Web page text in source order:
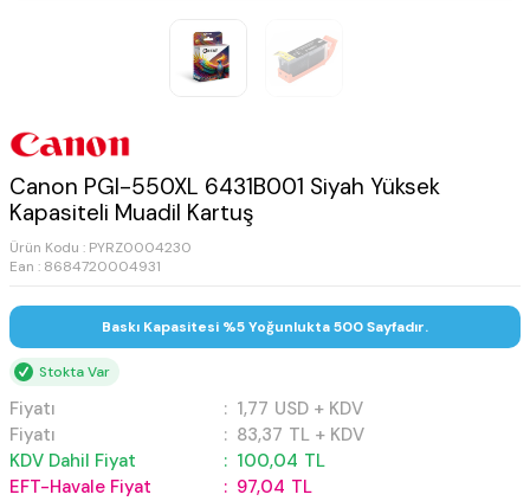
Canon PGI-550XL 6431B001 Siyah Yüksek
Kapasiteli Muadil Kartuş
Ürün Kodu : PYRZ0004230
Ean : 8684720004931
Baskı Kapasitesi %5 Yoğunlukta 500 Sayfadır.
Stokta Var
Fiyatı : 1,77 USD + KDV
Fiyatı
: 83,37 TL + KDV
KDV Dahil Fiyat
: 100,04 TL
EFT-Havale Fiyat
: 97,04 TL